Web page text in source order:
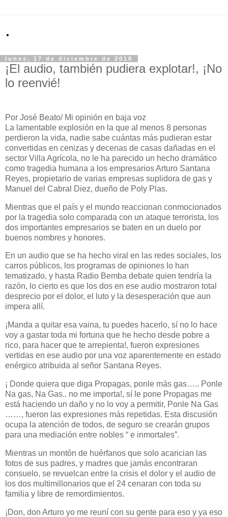
.
lunes, 17 de diciembre de 2018
¡El audio, también pudiera explotar!, ¡No
lo reenvié!
Por José Beato/ Mi opinión en baja voz
La lamentable explosión en la que al menos 8 personas
perdieron la vida, nadie sabe cuántas más pudieran estar
convertidas en cenizas y decenas de casas dañadas en el
sector Villa Agrícola, no le ha parecido un hecho dramático
como tragedia humana a los empresarios Arturo Santana
Reyes, propietario de varias empresas suplidora de gas y
Manuel del Cabral Diez, dueño de Poly Plas.
Mientras que el país y el mundo reaccionan conmocionados
por la tragedia solo comparada con un ataque terrorista, los
dos importantes empresarios se baten en un duelo por
buenos nombres y honores.
En un audio que se ha hecho viral en las redes sociales, los
carros públicos, los programas de opiniones lo han
tematizado, y hasta Radio Bemba debate quien tendría la
razón, lo cierto es que los dos en ese audio mostraron total
desprecio por el dolor, el luto y la desesperación que aun
impera allí.
¡Manda a quitar esa vaina, tu puedes hacerlo, sí no lo hace
voy a gastar toda mi fortuna que he hecho desde pobre a
rico, para hacer que te arrepienta!, fueron expresiones
vertidas en ese audio por una voz aparentemente en estado
enérgico atribuida al señor Santana Reyes.
¡ Donde quiera que diga Propagas, ponle más gas….. Ponle
Na gas, Na Gas.. no me importa!, sí le pone Propagas me
está haciendo un daño y no lo voy a permitir, Ponle Na Gas
……, fueron las expresiones más repetidas. Esta discusión
ocupa la atención de todos, de seguro se crearán grupos
para una mediación entre nobles “ e inmortales”.
Mientras un montón de huérfanos que solo acarician las
fotos de sus padres, y madres que jamás encontraran
consuelo, se revuelcan entre la crisis el dolor y el audio de
los dos multimillonarios que el 24 cenaran con toda su
familia y libre de remordimientos.
¡Don, don Arturo yo me reuní con su gente para eso y ya eso